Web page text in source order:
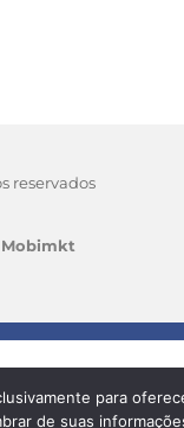
reservados
Mobimkt
para
de suas